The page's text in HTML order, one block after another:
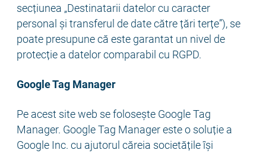
secțiunea „Destinatarii datelor cu caracter
personal și transferul de date către țări terțe”), se
poate presupune că este garantat un nivel de
protecție a datelor comparabil cu RGPD.
Google Tag Manager
Pe acest site web se folosește Google Tag
Manager. Google Tag Manager este o soluție a
Google Inc. cu ajutorul căreia societățile își